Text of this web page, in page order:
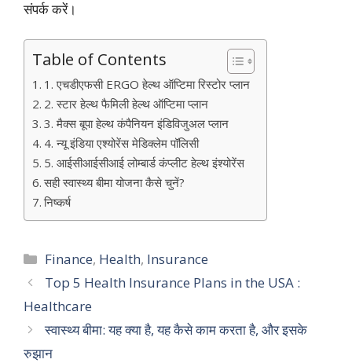
संपर्क करें।
Table of Contents
1. एचडीएफसी ERGO हेल्थ ऑप्टिमा रिस्टोर प्लान
2. स्टार हेल्थ फैमिली हेल्थ ऑप्टिमा प्लान
3. मैक्स बूपा हेल्थ कंपैनियन इंडिविजुअल प्लान
4. न्यू इंडिया एश्योरेंस मेडिक्लेम पॉलिसी
5. आईसीआईसीआई लोम्बार्ड कंप्लीट हेल्थ इंश्योरेंस
सही स्वास्थ्य बीमा योजना कैसे चुनें?
निष्कर्ष
Categories
Finance, Health, Insurance
Top 5 Health Insurance Plans in the USA :
Healthcare
स्वास्थ्य बीमा: यह क्या है, यह कैसे काम करता है, और इसके
रुझान